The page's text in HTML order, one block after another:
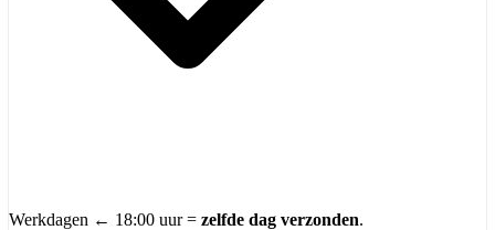
Werkdagen ← 18:00 uur = zelfde dag verzonden.